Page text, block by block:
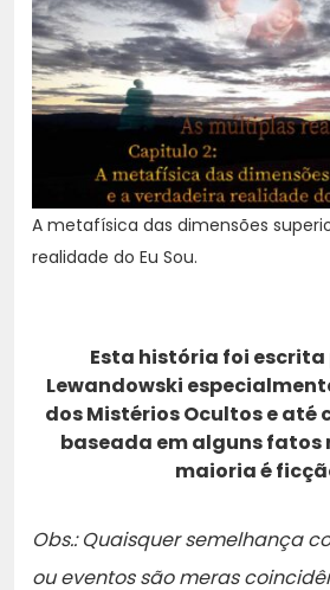
A metafísica das dimensões
realidade do Eu Sou.
Esta história foi escrita
Lewandowski
dos Mistérios Ocultos e até
baseada em alguns fatos
maioria é
Obs.: Quaisquer semelhança
ou eventos são meras